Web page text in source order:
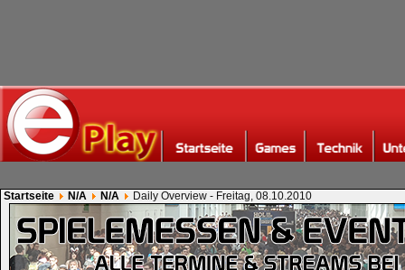
Startseite N/A N/A Daily Overview - Freitag, 08.10.2010